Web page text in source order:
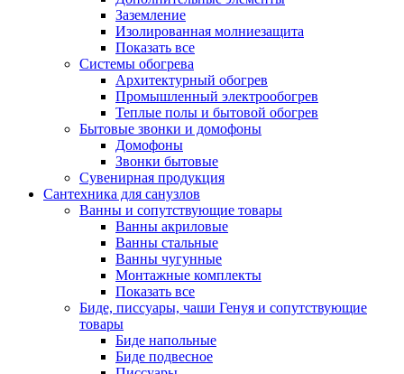
Заземление
Изолированная молниезащита
Показать все
Системы обогрева
Архитектурный обогрев
Промышленный электрообогрев
Теплые полы и бытовой обогрев
Бытовые звонки и домофоны
Домофоны
Звонки бытовые
Сувенирная продукция
Сантехника для санузлов
Ванны и сопутствующие товары
Ванны акриловые
Ванны стальные
Ванны чугунные
Монтажные комплекты
Показать все
Биде, писсуары, чаши Генуя и сопутствующие
товары
Биде напольные
Биде подвесное